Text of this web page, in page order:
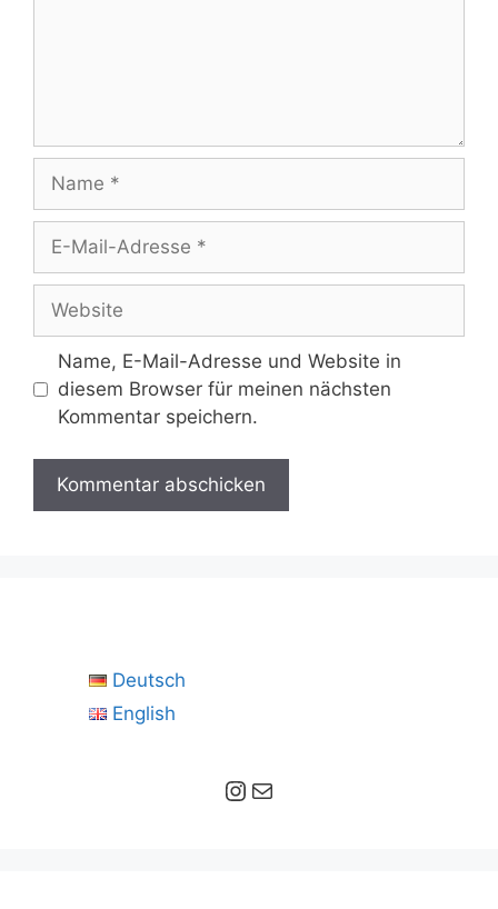
Mail-
Adresse
Name, E-Mail-Adresse und Website in
diesem Browser für meinen nächsten
Kommentar speichern.
Deutsch
English
Instagram E-Mail